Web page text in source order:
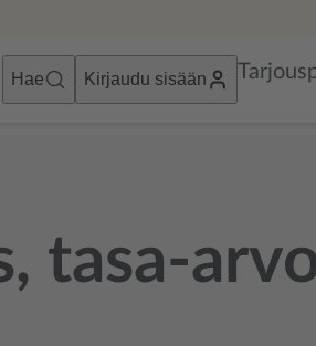
Hae Kirjaudu sisään
tasa-